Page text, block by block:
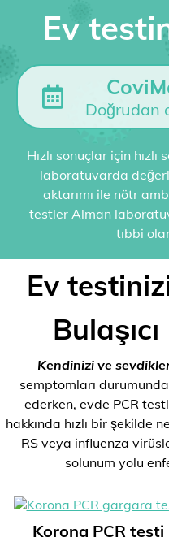
Ev
Doğrudan
Hızlı sonuçlar için
laboratuvarda
aktarımı ile nötr
testler Alman
tıbbi
Ev
Kendinizi ve
semptomları
ederken, evde PCR
hakkında hızlı bir şekilde
RS veya influenza
solunum yolu
Korona PCR testi